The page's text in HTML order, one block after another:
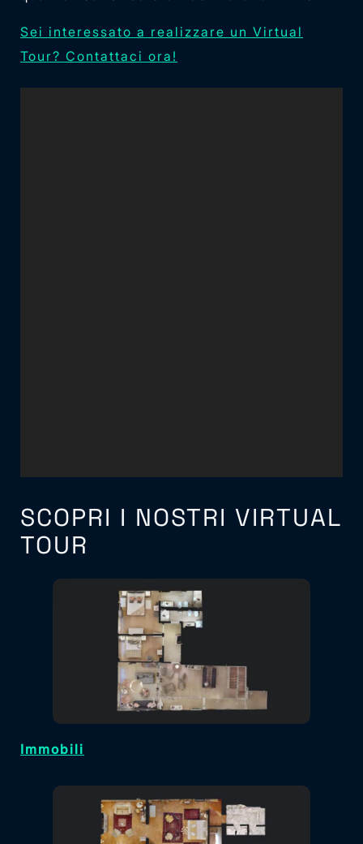
Sei interessato a realizzare un Virtual
Tour? Contattaci ora!
SCOPRI I NOSTRI VIRTUAL
TOUR
Immobili